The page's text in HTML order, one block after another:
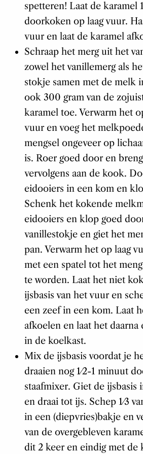
spetteren! Laat de karamel
doorkoken op laag vuur.
vuur en laat de karamel
Schraap het merg uit het
zowel het vanillemerg als
stokje samen met de melk
ook 300 gram van de
karamel toe. Verwarm het
vuur en voeg het
mengsel ongeveer op
is. Roer goed door en
vervolgens aan de kook.
eidooiers in een kom en
Schenk het kokende
eidooiers en klop goed
vanillestokje en giet het
pan. Verwarm het op laag
met een spatel tot het
te worden. Laat het niet
ijsbasis van het vuur en
een zeef in een kom. Laat
afkoelen en laat het daarna
in de koelkast.
Mix de ijsbasis voordat je
draaien nog 1⁄2-1 minuut
staafmixer. Giet de ijsbasis
en draai tot ijs. Schep 1⁄3
in een (diepvries)bakje en
van de overgebleven
dit 2 keer en eindig met de